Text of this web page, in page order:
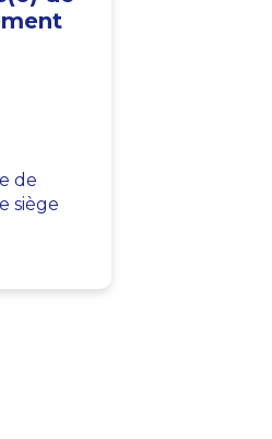
de
siège